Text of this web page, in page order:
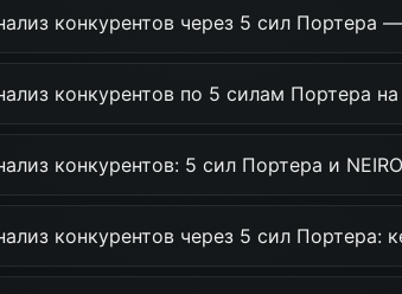
конкурентов через 5 сил Портера —
конкурентов по 5 силам Портера на
конкурентов: 5 сил Портера и NEIRO
конкурентов через 5 сил Портера: